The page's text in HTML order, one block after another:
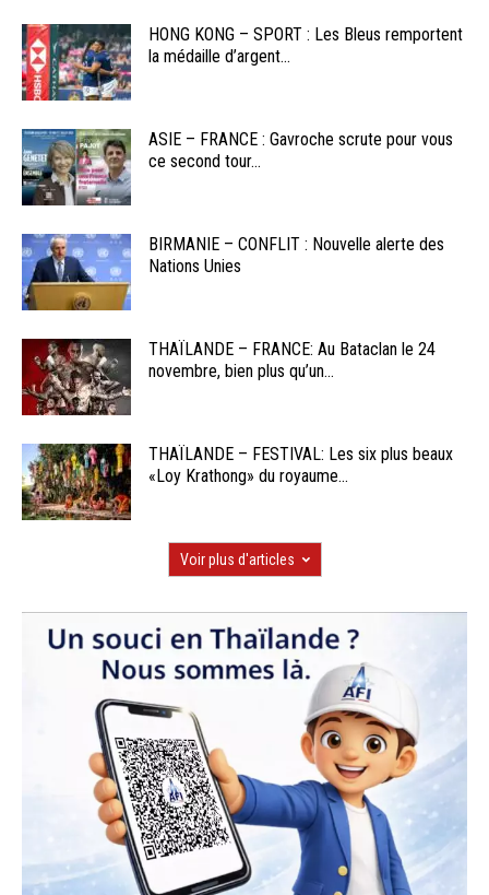
HONG KONG – SPORT : Les Bleus remportent
la médaille d’argent...
ASIE – FRANCE : Gavroche scrute pour vous
ce second tour...
BIRMANIE – CONFLIT : Nouvelle alerte des
Nations Unies
THAÏLANDE – FRANCE: Au Bataclan le 24
novembre, bien plus qu’un...
THAÏLANDE – FESTIVAL: Les six plus beaux
«Loy Krathong» du royaume...
Voir plus d'articles